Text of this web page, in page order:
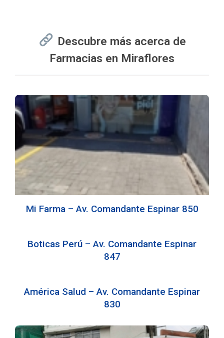
Descubre más acerca de
Farmacias en Miraflores
Mi Farma – Av. Comandante Espinar 850
Boticas Perú – Av. Comandante Espinar
847
América Salud – Av. Comandante Espinar
830